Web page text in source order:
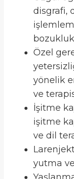
disgrafi,
Özel
yönelik
ve
İşitme
işitme
ve dil
yutma